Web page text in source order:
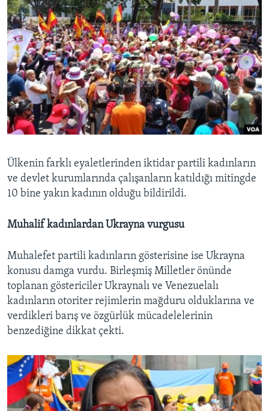
Ülkenin farklı eyaletlerinden iktidar partili kadınların
ve devlet kurumlarında çalışanların katıldığı mitingde
10 bine yakın kadının olduğu bildirildi.
Muhalif kadınlardan Ukrayna vurgusu
Muhalefet partili kadınların gösterisine ise Ukrayna
konusu damga vurdu. Birleşmiş Milletler önünde
toplanan göstericiler Ukraynalı ve Venezuelalı
kadınların otoriter rejimlerin mağduru olduklarına ve
verdikleri barış ve özgürlük mücadelelerinin
benzediğine dikkat çekti.